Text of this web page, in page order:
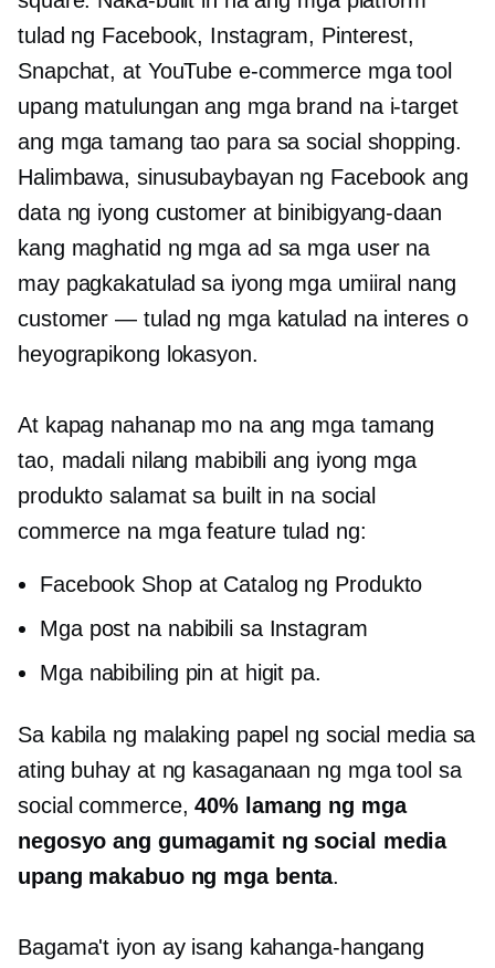
tulad ng Facebook, Instagram, Pinterest,
Snapchat, at YouTube e-commercemga tool
upang matulungan ang mga brand na i-target
ang mga tamang tao para sa social shopping.
Halimbawa, sinusubaybayan ng Facebook ang
data ng iyong customer at binibigyang-daan
kang maghatid ng mga ad sa mga user na
may pagkakatulad sa iyong mga umiiral nang
customer — tulad ng mga katulad na interes o
heyograpikong lokasyon.
At kapag nahanap mo na ang mga tamang
tao, madali nilang mabibili ang iyong mga
produkto salamat sa built in na social
commerce na mga feature tulad ng:
Facebook Shop at Catalog ng Produkto
Mga post na nabibili sa Instagram
Mga nabibiling pin at higit pa.
Sa kabila ng malaking papel ng social media sa
ating buhay at ng kasaganaan ng mga tool sa
social commerce,40% lamang ng mga
negosyo ang gumagamit ng social media
upang makabuo ng mga benta.
Bagama't iyon ay isang kahanga-hangang